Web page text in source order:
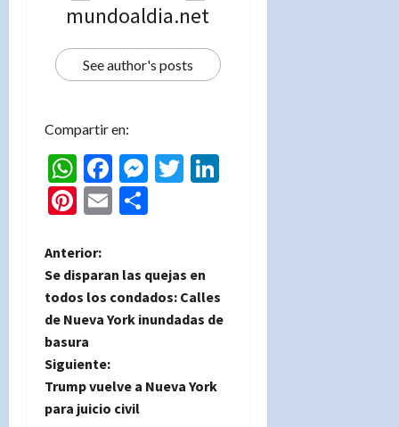
mundoaldia.net
See author's posts
Compartir en:
WhatsApp
Facebook
Messenger
Twitter
Pinterest
Email
N
a
v
e
g
Anterior:
Se disparan las quejas en
todos los condados: Calles
de Nueva York inundadas de
basura
Siguiente:
Trump vuelve a Nueva York
para juicio civil